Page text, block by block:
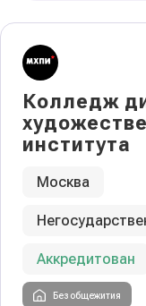
Колледж
института
Москва
Аккредитован
Без общежития